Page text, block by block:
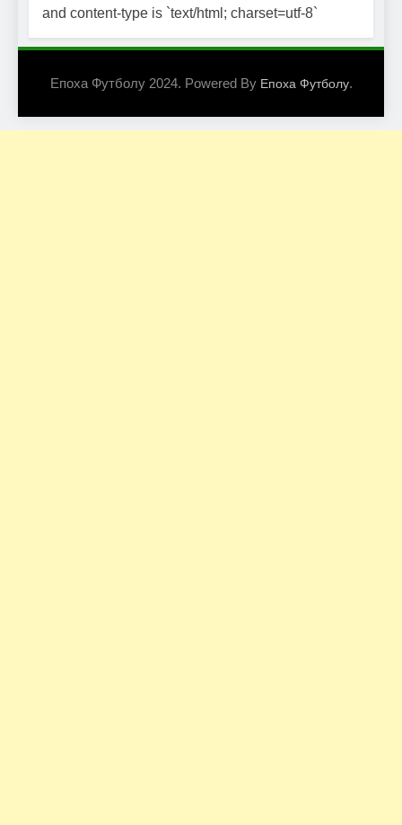
and content-type is `text/html; charset=utf-8`
Епоха Футболу 2024. Powered By Епоха Футболу.